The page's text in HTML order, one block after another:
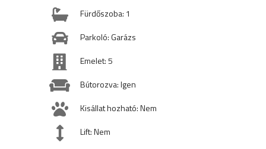
Fürdőszoba: 1
Parkoló: Garázs
Emelet: 5
Bútorozva: Igen
Kisállat hozható: Nem
Lift: Nem